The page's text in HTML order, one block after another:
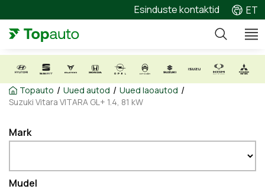
Esinduste kontaktid ET
Topauto / Uued autod / Uued laoautod /
Suzuki Vitara VITARA GL+ 1.4, 81 kW
Mark
Mudel